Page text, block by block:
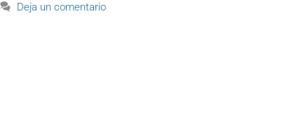
Deja un comentario